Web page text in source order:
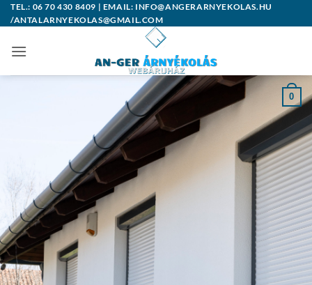
Skip
to
TEL.: 06 70 430 8409 | EMAIL: INFO@ANGERARNYEKOLAS.HU
/ANTALARNYEKOLAS@GMAIL.COM
0